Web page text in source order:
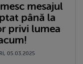
mesajul
până la
privi lumea
05.03.2025